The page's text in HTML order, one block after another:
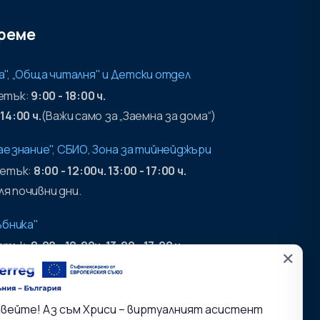
„Обща читалня" и Детски отдел
9:00 - 18:00 ч.
ч.(Важи само за „Заемна за дома“)
СБИО, Зона за тийнейджъри
8:00 - 12:00ч. 13:00 - 17:00 ч.
почивни дни.
8:00 - 12:00ч. 13:00 - 17:00 ч.
хранилища:
✕
Аз съм Хриси – виртуалният асистент